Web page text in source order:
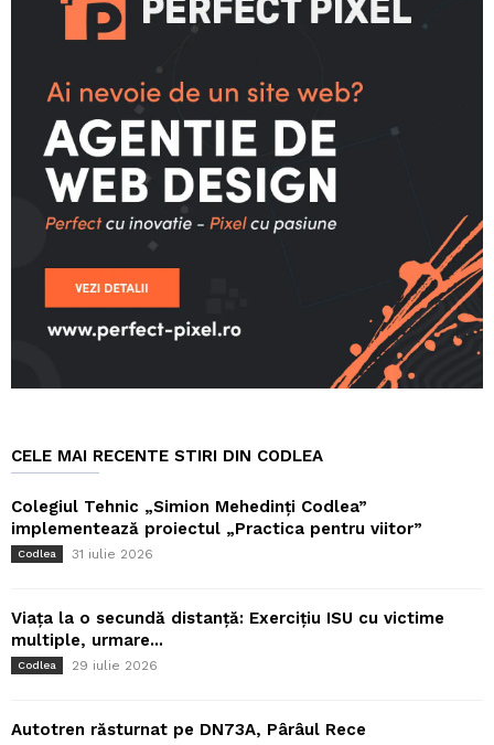
CELE MAI RECENTE STIRI DIN CODLEA
Colegiul Tehnic „Simion Mehedinți Codlea”
implementează proiectul „Practica pentru viitor”
Codlea 31 iulie 2026
Viața la o secundă distanță: Exercițiu ISU cu victime
multiple, urmare...
Codlea 29 iulie 2026
Autotren răsturnat pe DN73A, Pârâul Rece